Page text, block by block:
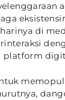
di
platform